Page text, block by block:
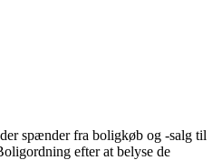
spænder fra boligkøb og -salg til
efter at belyse de